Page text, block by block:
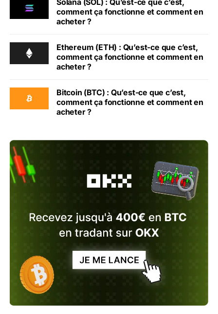
Solana (SOL) : Qu’est-ce que c’est,
comment ça fonctionne et comment en
acheter ?
Ethereum (ETH) : Qu’est-ce que c’est,
comment ça fonctionne et comment en
acheter ?
Bitcoin (BTC) : Qu’est-ce que c’est,
comment ça fonctionne et comment en
acheter ?